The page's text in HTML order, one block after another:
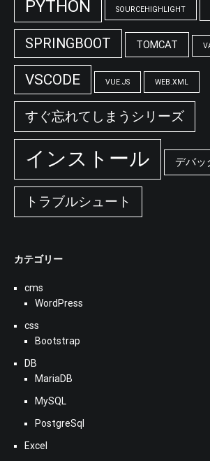
PYTHON SOURCEHIGHLIGHT
SPRINGBOOT TOMCAT
VSCODE VUE.JS WEB.XML
すぐ忘れてしまうシリーズ
インストール デバッ
トラブルシュート
カテゴリー
cms
WordPress
css
Bootstrap
DB
MariaDB
MySQL
PostgreSql
Excel